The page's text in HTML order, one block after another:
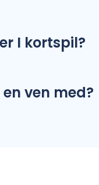
I kortspil?
ven med?